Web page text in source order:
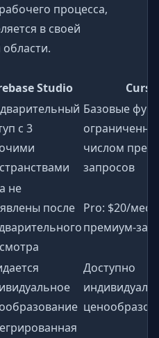
процесса,
в своей
Studio
с 3
Базовые
числом
запросов
не
после Pro: $20/
премиум-
Доступно